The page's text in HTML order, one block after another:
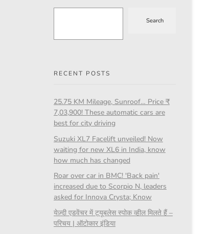
Search
RECENT POSTS
25.75 KM Mileage, Sunroof… Price ₹
7,03,900! These automatic cars are
best for city driving
Suzuki XL7 Facelift unveiled! Now
waiting for new XL6 in India, know
how much has changed
Roar over car in BMC! 'Back pain'
increased due to Scorpio N, leaders
asked for Innova Crysta; Know
येज़्दी एडवेंचर में ट्यूबलेस स्पोक व्हील मिलते हैं –
परिचय | ऑटोकार इंडिया